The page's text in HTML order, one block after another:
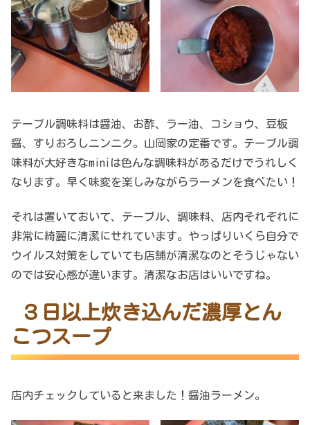
テーブル調味料は醤油、お酢、ラー油、コショウ、豆板
醤、すりおろしニンニク。山岡家の定番です。テーブル調
味料が大好きなminiは色んな調味料があるだけでうれしく
なります。早く味変を楽しみながらラーメンを食べたい！
それは置いておいて、テーブル、調味料、店内それぞれに
非常に綺麗に清潔にせれています。やっぱりいくら自分で
ウイルス対策をしていても店舗が清潔なのとそうじゃない
のでは安心感が違います。清潔なお店はいいですね。
３日以上炊き込んだ濃厚とん
こつスープ
店内チェックしていると来ました！醤油ラーメン。